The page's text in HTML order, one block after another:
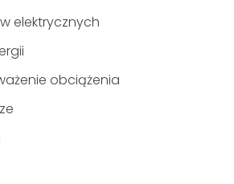
elektrycznych
obciążenia